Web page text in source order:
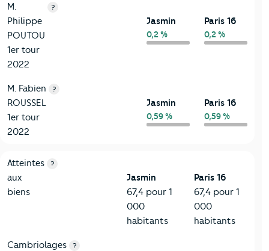
M.
Philippe
POUTOU
1er tour
2022
?
Jasmin
0,2 %
Paris 16
0,2 %
M. Fabien
ROUSSEL
1er tour
2022
?
Jasmin
0,59 %
Paris 16
0,59 %
7-Sécurité
Critères
Atteintes
aux
biens
?
Jasmin
67,4 pour 1
000
habitants
Paris 16
67,4 pour 1
000
habitants
Cambriolages ?